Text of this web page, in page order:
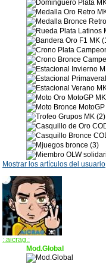
Mostrar los artículos del usuario
:.aicrag.:
Mod.Global